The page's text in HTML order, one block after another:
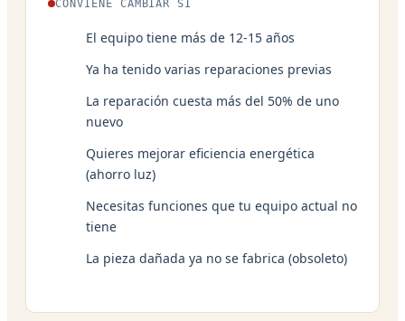
CONVIENE CAMBIAR SI
El equipo tiene más de 12-15 años
Ya ha tenido varias reparaciones previas
La reparación cuesta más del 50% de uno
nuevo
Quieres mejorar eficiencia energética
(ahorro luz)
Necesitas funciones que tu equipo actual no
tiene
La pieza dañada ya no se fabrica (obsoleto)